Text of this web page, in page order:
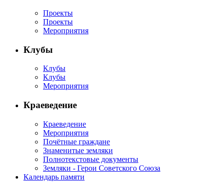
Проекты
Проекты
Мероприятия
Клубы
Клубы
Клубы
Мероприятия
Краеведение
Краеведение
Мероприятия
Почётные граждане
Знаменитые земляки
Полнотекстовые документы
Земляки - Герои Советского Союза
Календарь памяти